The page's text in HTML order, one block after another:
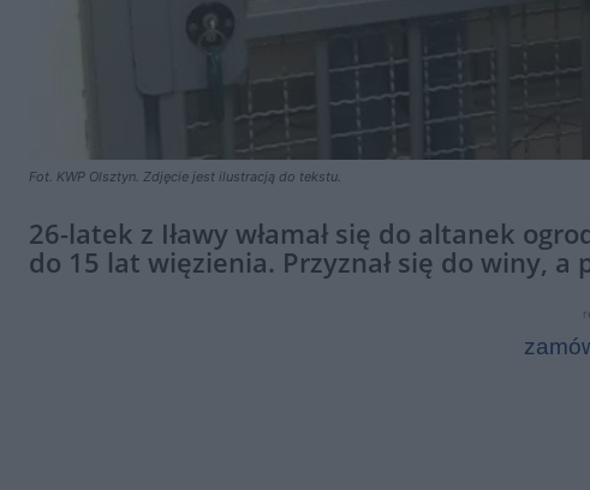
Fot. KWP Olsztyn. Zdjęcie jest ilustracją do tekstu.
26-latek z Iławy włamał się do altanek
do 15 lat więzienia. Przyznał się do winy, a